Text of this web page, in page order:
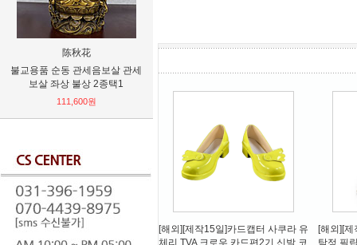
陈秋花
불교용품 순동 관세음보살 관세
보살 좌상 불상 2종택1
111,600원
할로윈의상 중세 기사단 갑옷 공
벤츠 C E
[해외][제작15일]카드캡터 사쿠라 유
체리 TVA 크로우 카드편2기 신발 코
[해외][
탐정 필